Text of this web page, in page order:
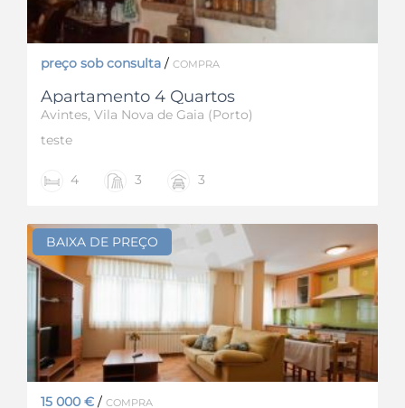
preço sob consulta / COMPRA
Apartamento 4 Quartos
Avintes, Vila Nova de Gaia (Porto)
teste
4 3 3
BAIXA DE PREÇO
15 000 € / COMPRA